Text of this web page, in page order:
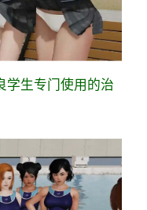
学生专门使用的治